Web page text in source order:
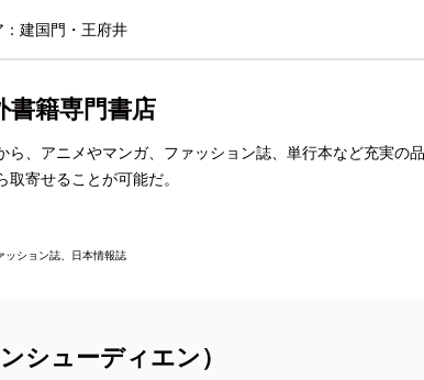
：建国門・王府井
書籍専門書店
ら、アニメやマンガ、ファッション誌、単行本など充実の
寄せることが可能だ。
ッション誌、日本情報誌
シューディエン）